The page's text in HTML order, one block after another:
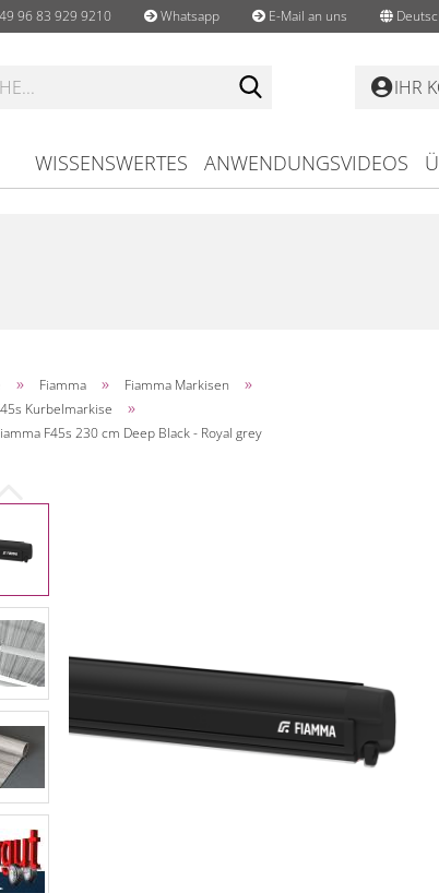
96 83 929 9210 Whatsapp E-Mail an uns
IHR
WISSENSWERTES ANWENDUNGSVIDEOS
» Fiamma » Fiamma Markisen »
Kurbelmarkise »
F45s 230 cm Deep Black - Royal grey